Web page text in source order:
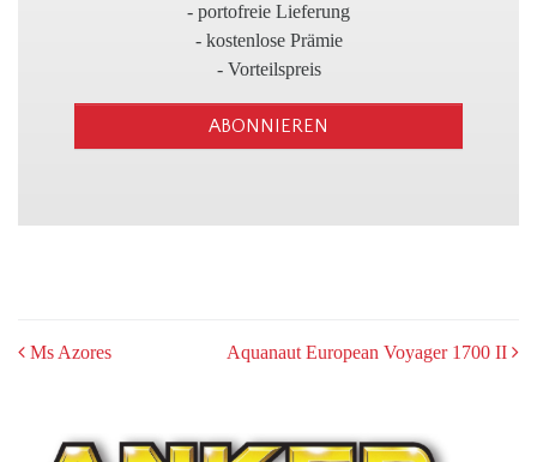
- portofreie Lieferung
- kostenlose Prämie
- Vorteilspreis
ABONNIEREN
POST
Ms Azores Aquanaut European Voyager 1700 II